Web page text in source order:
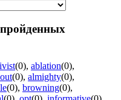
(0), ablation(0),
(0), almighty(0),
(0), browning(0),